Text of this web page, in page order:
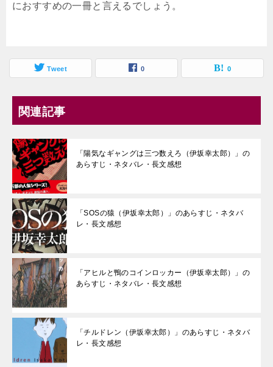
におすすめの一冊と言えるでしょう。
Tweet 0 0
関連記事
「陽気なギャングは三つ数えろ（伊坂幸太郎）」の
あらすじ・ネタバレ・長文感想
「SOSの猿（伊坂幸太郎）」のあらすじ・ネタバ
レ・長文感想
「アヒルと鴨のコインロッカー（伊坂幸太郎）」の
あらすじ・ネタバレ・長文感想
「チルドレン（伊坂幸太郎）」のあらすじ・ネタバ
レ・長文感想